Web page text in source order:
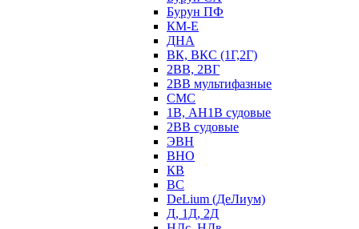
Бурун ПФ
КМ-Е
ДНА
ВК, ВКС (1Г,2Г)
2ВВ, 2ВГ
2ВВ мультифазные
СМС
1В, АН1В судовые
2ВВ судовые
ЭВН
ВНО
КВ
ВС
DeLium (ДеЛиум)
Д, 1Д, 2Д